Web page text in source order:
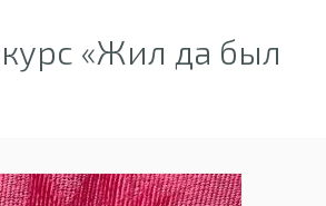
«Жил да был